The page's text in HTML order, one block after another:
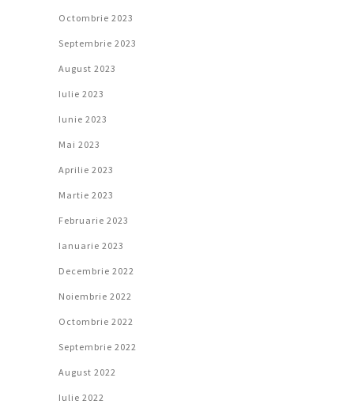
Octombrie 2023
Septembrie 2023
August 2023
Iulie 2023
Iunie 2023
Mai 2023
Aprilie 2023
Martie 2023
Februarie 2023
Ianuarie 2023
Decembrie 2022
Noiembrie 2022
Octombrie 2022
Septembrie 2022
August 2022
Iulie 2022